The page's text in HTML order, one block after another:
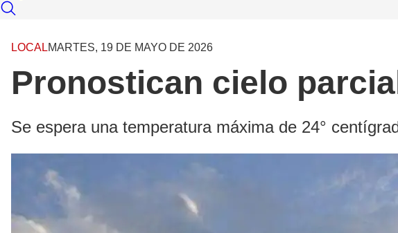
LOCALMARTES, 19 DE MAYO DE 2026
Pronostican cielo
Se espera una temperatura máxima de 24°